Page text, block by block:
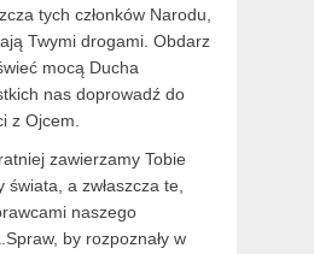
tych członków Narodu,
Twymi drogami. Obdarz
mocą Ducha
nas doprowadź do
z Ojcem.
zawierzamy Tobie
świata, a zwłaszcza te,
naszego
by rozpoznały w